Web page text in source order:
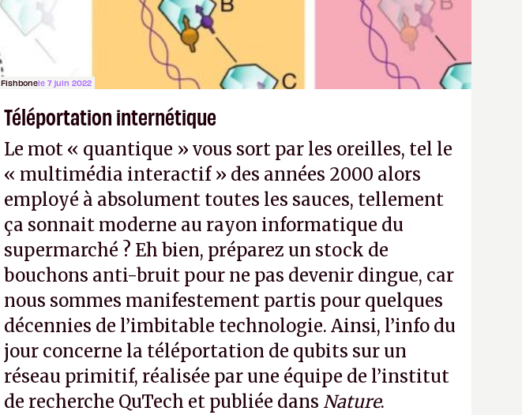
Fishbonele 7 juin 2022
Téléportation internétique
Le mot « quantique » vous sort par les oreilles, tel le
« multimédia interactif » des années 2000 alors
employé à absolument toutes les sauces, tellement
ça sonnait moderne au rayon informatique du
supermarché ? Eh bien, préparez un stock de
bouchons anti-bruit pour ne pas devenir dingue, car
nous sommes manifestement partis pour quelques
décennies de l’imbitable technologie. Ainsi, l’info du
jour concerne la téléportation de qubits sur un
réseau primitif, réalisée par une équipe de l’institut
de recherche QuTech et publiée dans Nature.